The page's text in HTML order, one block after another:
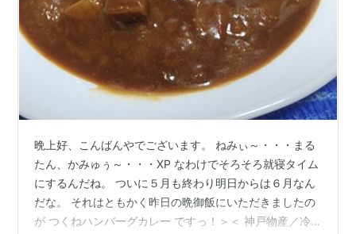
晩上好、こんばんやでございます。 ねみぃ～・・・まる
たん、かみゅぅ～・・・XP なわけでそろそろ就寝タイム
にするんだね。 ついに５月も終わり明日からは６月なん
だな。 それはともかく昨日の晩御飯にいただきましたの
が つくねハンバーグカレー ですっ！＞＜ 神戸物産／冷